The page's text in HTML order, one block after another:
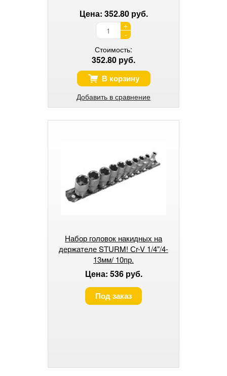
Цена: 352.80 руб.
+
-
Стоимость:
352.80 руб.
В корзину
Добавить в сравнение
Набор головок накидных на
держателе STURM! Сr-V 1/4"/4-
13мм/ 10пр.
Цена: 536 руб.
Под заказ